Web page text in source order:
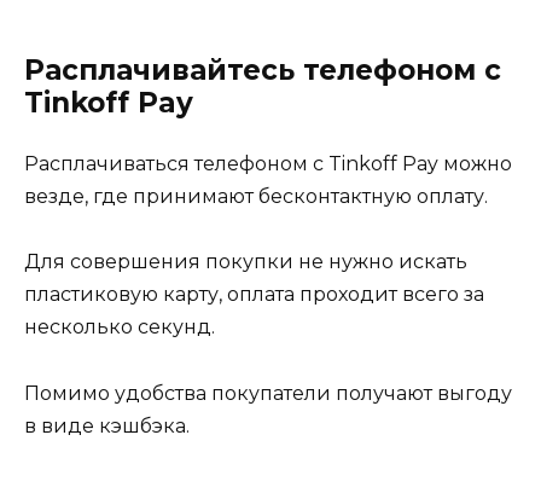
Расплачивайтесь телефоном с
Tinkoff Pay
Расплачиваться телефоном с Tinkoff Pay можно
везде, где принимают бесконтактную оплату.
Для совершения покупки не нужно искать
пластиковую карту, оплата проходит всего за
несколько секунд.
Помимо удобства покупатели получают выгоду
в виде кэшбэка.